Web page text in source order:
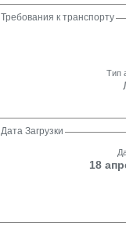
Требования к транспорту
Тип
Дата Загрузки
18